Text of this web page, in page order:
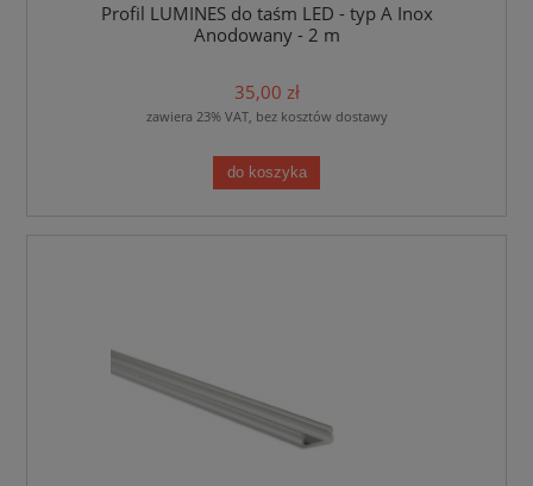
Profil LUMINES do taśm LED - typ A Inox
Anodowany - 2 m
35,00 zł
zawiera 23% VAT, bez kosztów dostawy
do koszyka